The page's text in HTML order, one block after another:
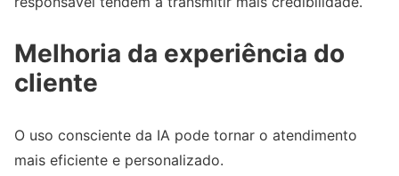
Melhoria da experiência do
cliente
O uso consciente da IA pode tornar o atendimento
mais eficiente e personalizado.